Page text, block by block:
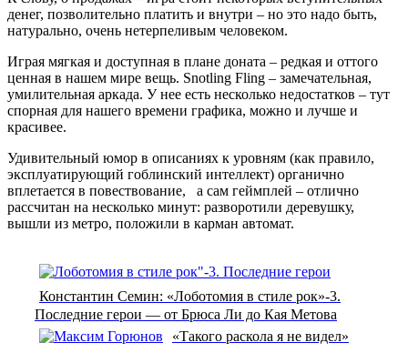
денег, позволительно платить и внутри – но это надо быть,
натурально, очень нетерпеливым человеком.
Играя мягкая и доступная в плане доната – редкая и оттого
ценная в нашем мире вещь. Snotling Fling – замечательная,
умилительная аркада. У нее есть несколько недостатков – тут
спорная для нашего времени графика, можно и лучше и
красивее.
Удивительный юмор в описаниях к уровням (как правило,
эксплуатирующий гоблинский интеллект) органично
вплетается в повествование, а сам геймплей – отлично
рассчитан на несколько минут: разворотили деревушку,
вышли из метро, положили в карман автомат.
Константин Семин: «Лоботомия в стиле рок»-3.
Последние герои — от Брюса Ли до Кая Метова
«Такого раскола я не видел»